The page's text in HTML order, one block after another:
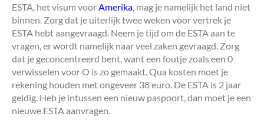
ESTA, het visum voor Amerika , mag je namelijk het land niet
binnen. Zorg dat je uiterlijk twee weken voor vertrek je
ESTA hebt aangevraagd. Neem je tijd om de ESTA aan te
vragen, er wordt namelijk naar veel zaken gevraagd. Zorg
dat je geconcentreerd bent, want een foutje zoals een 0
verwisselen voor O is zo gemaakt. Qua kosten moet je
rekening houden met ongeveer 38 euro. De ESTA is 2 jaar
geldig. Heb je intussen een nieuw paspoort, dan moet je een
nieuwe ESTA aanvragen.